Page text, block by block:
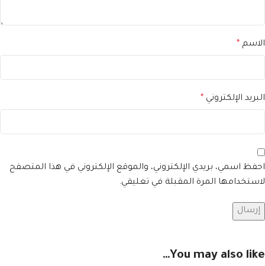
الاسم *
البريد الإلكتروني *
احفظ اسمي، بريدي الإلكتروني، والموقع الإلكتروني في هذا المتصفح
لاستخدامها المرة المقبلة في تعليقي.
You may also like…